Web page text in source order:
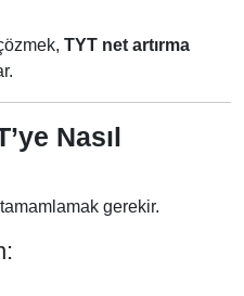
TYT net artırma
Nasıl
gerekir.